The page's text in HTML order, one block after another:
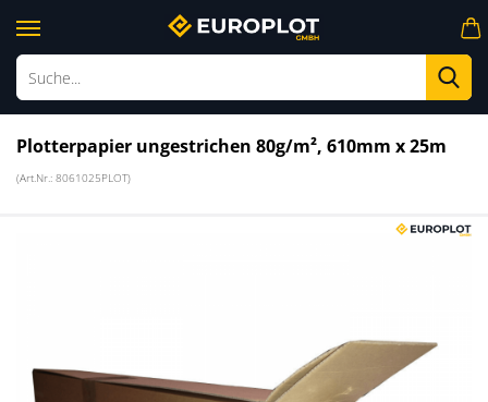
Plotterpapier ungestrichen 80g/m², 610mm x 25m
(Art.Nr.: 8061025PLOT)